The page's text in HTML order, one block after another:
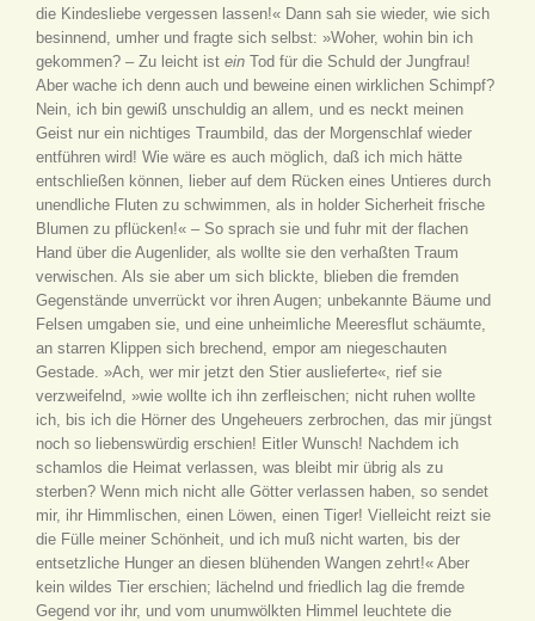
die Kindesliebe vergessen lassen!« Dann sah sie wieder, wie sich
besinnend, umher und fragte sich selbst: »Woher, wohin bin ich
gekommen? – Zu leicht ist ein Tod für die Schuld der Jungfrau!
Aber wache ich denn auch und beweine einen wirklichen Schimpf?
Nein, ich bin gewiß unschuldig an allem, und es neckt meinen
Geist nur ein nichtiges Traumbild, das der Morgenschlaf wieder
entführen wird! Wie wäre es auch möglich, daß ich mich hätte
entschließen können, lieber auf dem Rücken eines Untieres durch
unendliche Fluten zu schwimmen, als in holder Sicherheit frische
Blumen zu pflücken!« – So sprach sie und fuhr mit der flachen
Hand über die Augenlider, als wollte sie den verhaßten Traum
verwischen. Als sie aber um sich blickte, blieben die fremden
Gegenstände unverrückt vor ihren Augen; unbekannte Bäume und
Felsen umgaben sie, und eine unheimliche Meeresflut schäumte,
an starren Klippen sich brechend, empor am niegeschauten
Gestade. »Ach, wer mir jetzt den Stier auslieferte«, rief sie
verzweifelnd, »wie wollte ich ihn zerfleischen; nicht ruhen wollte
ich, bis ich die Hörner des Ungeheuers zerbrochen, das mir jüngst
noch so liebenswürdig erschien! Eitler Wunsch! Nachdem ich
schamlos die Heimat verlassen, was bleibt mir übrig als zu
sterben? Wenn mich nicht alle Götter verlassen haben, so sendet
mir, ihr Himmlischen, einen Löwen, einen Tiger! Vielleicht reizt sie
die Fülle meiner Schönheit, und ich muß nicht warten, bis der
entsetzliche Hunger an diesen blühenden Wangen zehrt!« Aber
kein wildes Tier erschien; lächelnd und friedlich lag die fremde
Gegend vor ihr, und vom unumwölkten Himmel leuchtete die